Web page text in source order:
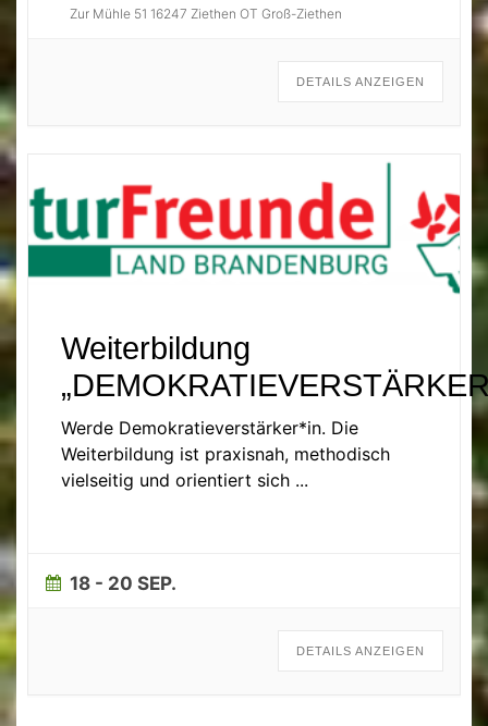
Zur Mühle 51 16247 Ziethen OT Groß-Ziethen
DETAILS ANZEIGEN
Weiterbildung
Werde Demokratieverstärker*in. Die
Weiterbildung ist praxisnah, methodisch
vielseitig und orientiert sich ...
18 - 20 SEP.
DETAILS ANZEIGEN